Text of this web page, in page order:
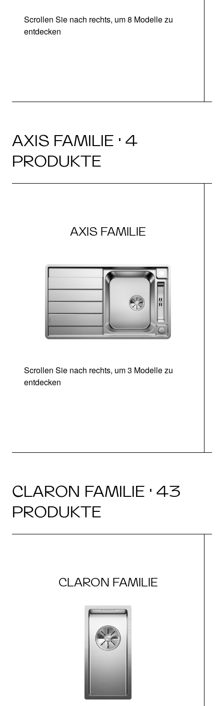
Scrollen Sie nach rechts, um 8 Modelle zu
entdecken
AXIS FAMILIE · 4
PRODUKTE
AXIS FAMILIE
Scrollen Sie nach rechts, um 3 Modelle zu
entdecken
CLARON FAMILIE · 43
PRODUKTE
CLARON FAMILIE